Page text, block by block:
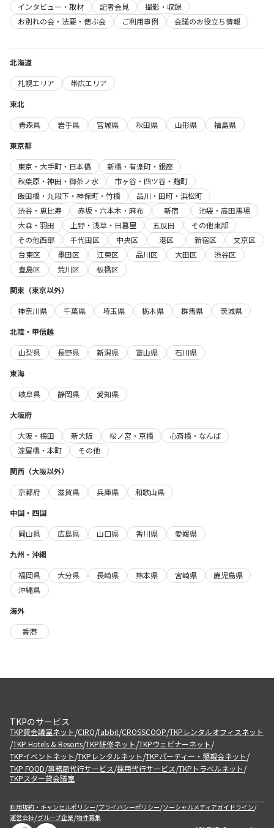
インタビュー・取材
記者会見
撮影・収録
お別れの会・法要・偲ぶ会
ご利用事例 会議のお役立ち情報
北海道
札幌エリア
帯広エリア
東北
青森県
岩手県 宮城県 秋田県 山形県
福島県
東京都
東京・大手町・日本橋
新橋・有楽町・銀座
秋葉原・神田・御茶ノ水
市ヶ谷・四ツ谷・麹町
飯田橋・九段下・神保町・竹橋
品川・田町・浜松町
渋谷・恵比寿
赤坂・六本木・麻布 新宿
池袋・高田馬場
大森・羽田
上野・浅草・日暮里 五反田
その他東部
その他西部
千代田区 中央区 港区 新宿区
文京区
台東区
墨田区 江東区 品川区 大田区
渋谷区
豊島区
荒川区
板橋区
関東（東京以外）
神奈川県
千葉県 埼玉県 栃木県 群馬県
茨城県
北陸・甲信越
山梨県
長野県 新潟県 富山県
石川県
東海
岐阜県
静岡県
愛知県
大阪府
大阪・梅田
新大阪 桜ノ宮・京橋
心斎橋・なんば
淀屋橋・本町
その他
関西（大阪以外）
京都府
滋賀県 兵庫県
和歌山県
中国・四国
岡山県
広島県 山口県 香川県
愛媛県
九州・沖縄
福岡県
大分県 長崎県 熊本県 宮崎県
鹿児島県
沖縄県
海外
香港
TKPのサービス
TKP貸会議室ネット/CIRQ/fabbit/CROSSCOOP/TKPレンタルオフィスネット
/TKP Hotels & Resorts/TKP研修ネット/TKPウェビナーネット/
TKPイベントネット/TKPレンタルネット/TKPパーティー・懇親会ネット/
TKP FOOD/事務局代行サービス/採用代行サービス/TKPトラベルネット/
TKPスター貸会議室
利用規約・キャンセルポリシー/プライバシーポリシー/ソーシャルメディアガイドライン/
運営会社/グループ企業/物件募集